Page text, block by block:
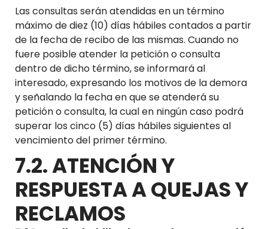
Las consultas serán atendidas en un término
máximo de diez (10) días hábiles contados a partir
de la fecha de recibo de las mismas. Cuando no
fuere posible atender la petición o consulta
dentro de dicho término, se informará al
interesado, expresando los motivos de la demora
y señalando la fecha en que se atenderá su
petición o consulta, la cual en ningún caso podrá
superar los cinco (5) días hábiles siguientes al
vencimiento del primer término.
7.2. ATENCIÓN Y
RESPUESTA A QUEJAS Y
RECLAMOS